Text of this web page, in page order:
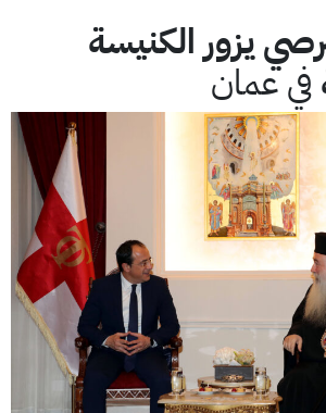
يزور الكنيسة
في عمان